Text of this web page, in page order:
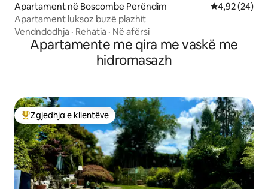
Apartament në Boscombe Perëndim Vlerësimi
4,92 (24)
Apartament luksoz buzë plazhit
Vendndodhja · Rehatia · Në afërsi
Apartamente me qira me vaskë me
hidromasazh
Më të mirat e zgjedhjeve të klientëve
Zgjedhja e klientëve